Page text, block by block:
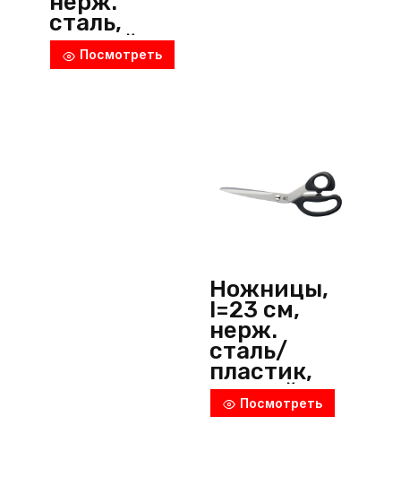
сталь,
черный, Icel
(Португали
Посмотреть
Ножницы,
l=23 см,
нерж.
сталь/
пластик,
черный, Icel
(Португали
Посмотреть